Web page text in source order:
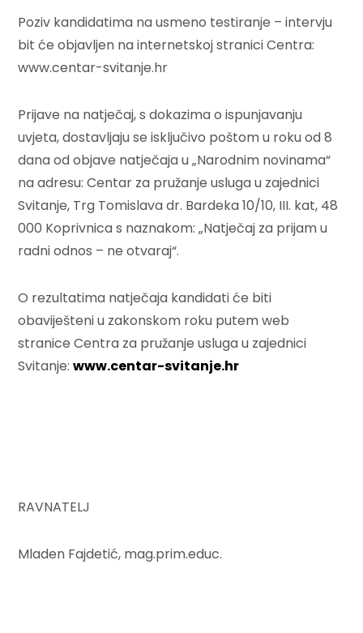
Poziv kandidatima na usmeno testiranje – intervju
bit će objavljen na internetskoj stranici Centra:
www.centar-svitanje.hr
Prijave na natječaj, s dokazima o ispunjavanju
uvjeta, dostavljaju se isključivo poštom u roku od 8
dana od objave natječaja u „Narodnim novinama“
na adresu: Centar za pružanje usluga u zajednici
Svitanje, Trg Tomislava dr. Bardeka 10/10, III. kat, 48
000 Koprivnica s naznakom: „Natječaj za prijam u
radni odnos – ne otvaraj“.
O rezultatima natječaja kandidati će biti
obaviješteni u zakonskom roku putem web
stranice Centra za pružanje usluga u zajednici
Svitanje:www.centar-svitanje.hr
RAVNATELJ
Mladen Fajdetić, mag.prim.educ.